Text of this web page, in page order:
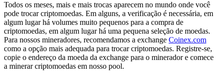
Todos os meses, mais e mais trocas aparecem no mundo onde você
pode trocar criptomoedas. Em alguns, a verificação é necessária, em
algum lugar há volumes muito pequenos para a compra de
criptomoedas, em algum lugar há uma pequena seleção de moedas.
Para nossos mineradores, recomendamos a exchange Coinex.com
como a opção mais adequada para trocar criptomoedas. Registre-se,
copie o endereço da moeda da exchange para o minerador e comece
a minerar criptomoedas em nosso pool.